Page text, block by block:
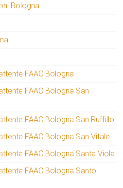
Bologna
FAAC Bologna
FAAC Bologna San
FAAC Bologna San Ruffillo
FAAC Bologna San Vitale
FAAC Bologna Santa Viola
FAAC Bologna Santo